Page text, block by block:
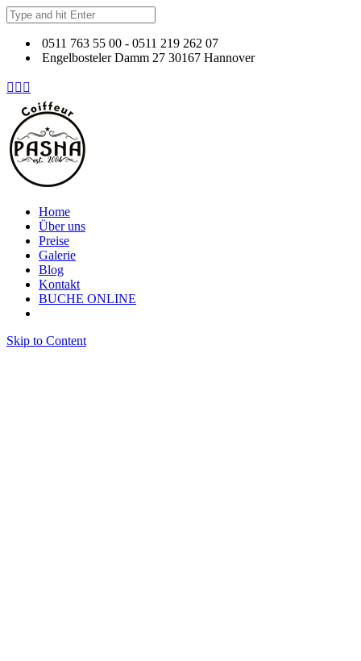
0511 763 55 00 - 0511 219 262 07
Engelbosteler Damm 27 30167 Hannover
  
Home
Über uns
Preise
Galerie
Blog
Kontakt
BUCHE ONLINE
Skip to Content